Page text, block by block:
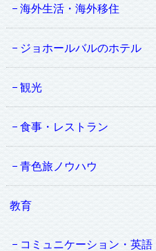
海外生活・海外移住
ジョホールバルのホテル
観光
食事・レストラン
青色旅ノウハウ
教育
コミュニケーション・英語